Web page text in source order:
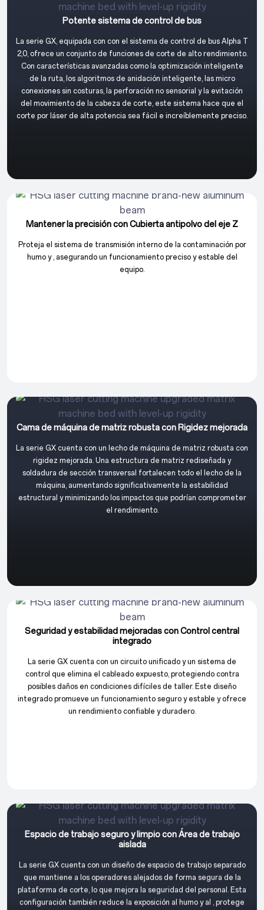
Potente sistema de control de bus
La serie GX, equipada con con el sistema de control de bus Alpha T
2,0, ofrece un conjunto de funciones de corte de alto rendimiento.
Con características avanzadas como la optimización inteligente
de la ruta, los algoritmos de anidación inteligente, las micro
conexiones sin costuras, la perforación no sensorial y la evitación
del movimiento de la cabeza de corte, este sistema hace que el
corte por láser de alta potencia sea fácil e increíblemente preciso.
Mantener la precisión con Cubierta antipolvo del eje Z
Proteja el sistema de transmisión interno de la contaminación por
humo y , asegurando un funcionamiento preciso y estable del
equipo.
Cama de máquina de matriz robusta con Rigidez mejorada
La serie GX cuenta con un lecho de máquina de matriz robusta con
rigidez mejorada. Una estructura de matriz rediseñada y
soldadura de sección transversal fortalecen todo el lecho de la
máquina, aumentando significativamente la estabilidad
estructural y minimizando los impactos que podrían comprometer
el rendimiento.
Seguridad y estabilidad mejoradas con Control central
integrado
La serie GX cuenta con un circuito unificado y un sistema de
control que elimina el cableado expuesto, protegiendo contra
posibles daños en condiciones difíciles de taller. Este diseño
integrado promueve un funcionamiento seguro y estable y ofrece
un rendimiento confiable y duradero.
Espacio de trabajo seguro y limpio con Área de trabajo
aislada
La serie GX cuenta con un diseño de espacio de trabajo separado
que mantiene a los operadores alejados de forma segura de la
plataforma de corte, lo que mejora la seguridad del personal. Esta
configuración también reduce la exposición al humo y al , protege